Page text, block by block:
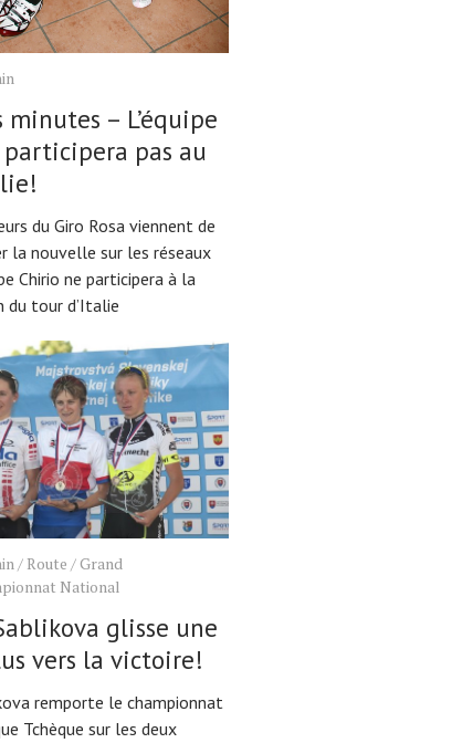
minutes – L’équipe
pas au
du Giro Rosa viennent de
la nouvelle sur les réseaux
Chirio ne participera à la
du tour d’Italie
/ Route / Grand
National
glisse une
vers la victoire!
remporte le championnat
Tchèque sur les deux